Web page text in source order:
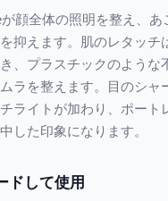
顔全体の照明を整え、あ
抑えます。肌のレタッチ
、プラスチックのような
ラを整えます。目のシャ
ライトが加わり、ポート
した印象になります。
ドして使用